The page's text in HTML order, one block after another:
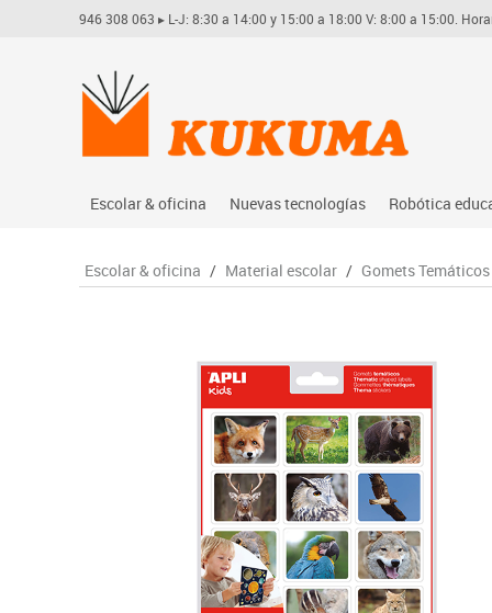
946 308 063 ▸ L-J: 8:30 a 14:00 y 15:00 a 18:00 V: 8:00 a 15:00.
Escolar & oficina
Archivo
Escritura y corrección
Plastifica, encuaderna, destruye
Papel y manipulados
Nuevas tecnologías
Audio
Monitores interactivos
Soportes
Videoconferencia
Videoproyección
Robótica
Arduino
Vex robotics
Otros
Escolar & oficina / Material escolar / Gomets Temáticos